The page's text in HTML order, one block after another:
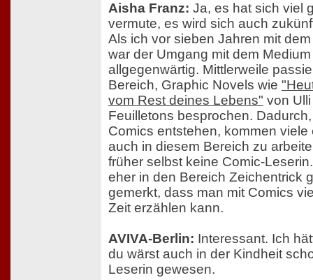
Aisha Franz: Ja, es hat sich viel
vermute, es wird sich auch
Als ich vor sieben Jahren mit
war der Umgang mit dem
allgegenwärtig. Mittlerweile
Bereich, Graphic Novels wie
vom Rest deines Lebens" von
Feuilletons besprochen.
Comics entstehen, kommen viele
auch in diesem Bereich zu
früher selbst keine Comic-
eher in den Bereich Zeichentrick
gemerkt, dass man mit Comics
Zeit erzählen kann.
AVIVA-Berlin: Interessant. Ich
du wärst auch in der Kindheit
Leserin gewesen.